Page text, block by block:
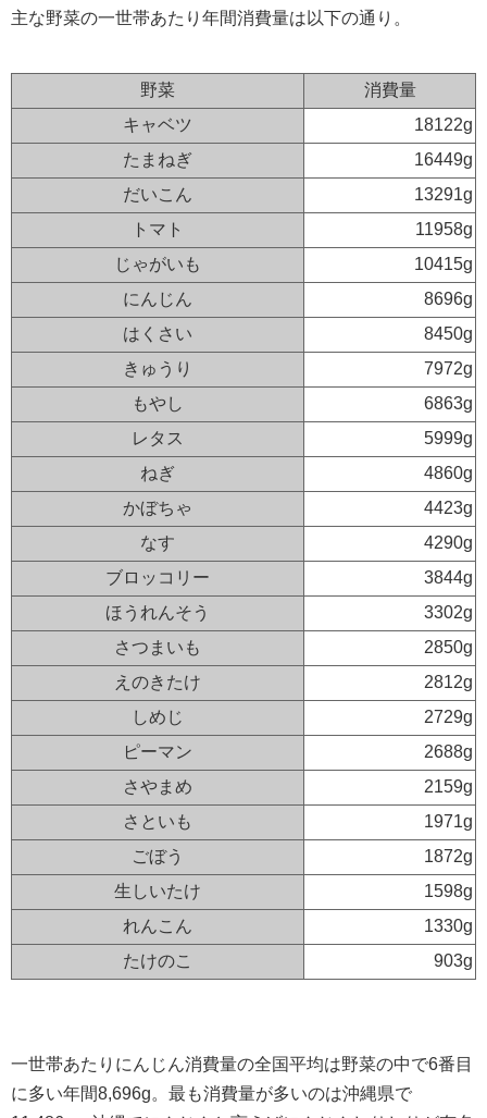
主な野菜の一世帯あたり年間消費量は以下の通り。
野菜
消費量
キャベツ
18122g
たまねぎ
16449g
だいこん
13291g
トマト
11958g
じゃがいも
10415g
にんじん
8696g
はくさい
8450g
きゅうり
7972g
もやし
6863g
レタス
5999g
ねぎ
4860g
かぼちゃ
4423g
なす
4290g
ブロッコリー
3844g
ほうれんそう
3302g
さつまいも
2850g
えのきたけ
2812g
しめじ
2729g
ピーマン
2688g
さやまめ
2159g
さといも
1971g
ごぼう
1872g
生しいたけ
1598g
れんこん
1330g
たけのこ
903g
一世帯あたりにんじん消費量の全国平均は野菜の中で6番目
に多い年間8,696g。最も消費量が多いのは沖縄県で